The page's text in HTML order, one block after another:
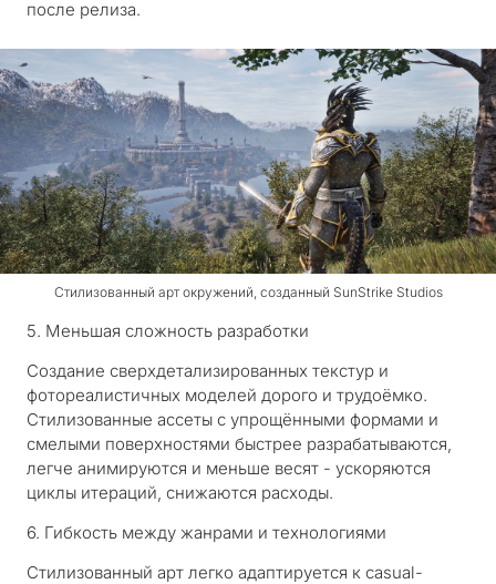
после релиза.
Стилизованный арт окружений, созданный SunStrike Studios
5. Меньшая сложность разработки
Создание сверхдетализированных текстур и
фотореалистичных моделей дорого и трудоёмко.
Стилизованные ассеты с упрощёнными формами и
смелыми поверхностями быстрее разрабатываются,
легче анимируются и меньше весят - ускоряются
циклы итераций, снижаются расходы.
6. Гибкость между жанрами и технологиями
Стилизованный арт легко адаптируется к casual-